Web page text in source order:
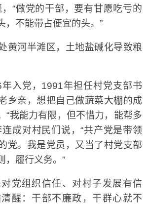
“做党的干部，要有甘愿吃亏的
，不能带占便宜的头。”
河半滩区，土地盐碱化导致粮
党，1991年担任村党支部书
乡亲，想把自己做蔬菜大棚的成
“我能力有限，但不惜力，能帮多
成对村民们说，“共产党是带领
党。我是党员，又当了村党支部
，履行义务。”
组织信任、对村子发展有信
醒：干部不廉政，干群心就不